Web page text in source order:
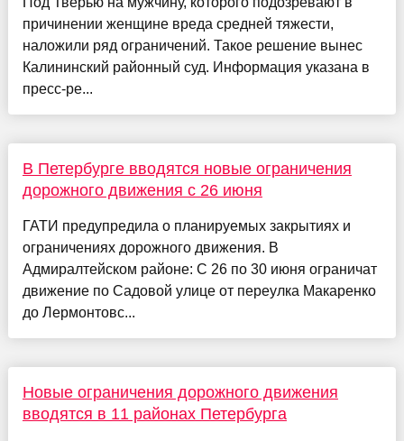
причинении женщине вреда средней тяжести,
наложили ряд ограничений. Такое решение вынес
Калининский районный суд. Информация указана в
пресс-ре...
В Петербурге вводятся новые ограничения
дорожного движения с 26 июня
ГАТИ предупредила о планируемых закрытиях и
ограничениях дорожного движения. В
Адмиралтейском районе: С 26 по 30 июня ограничат
движение по Садовой улице от переулка Макаренко
до Лермонтовс...
Новые ограничения дорожного движения
вводятся в 11 районах Петербурга